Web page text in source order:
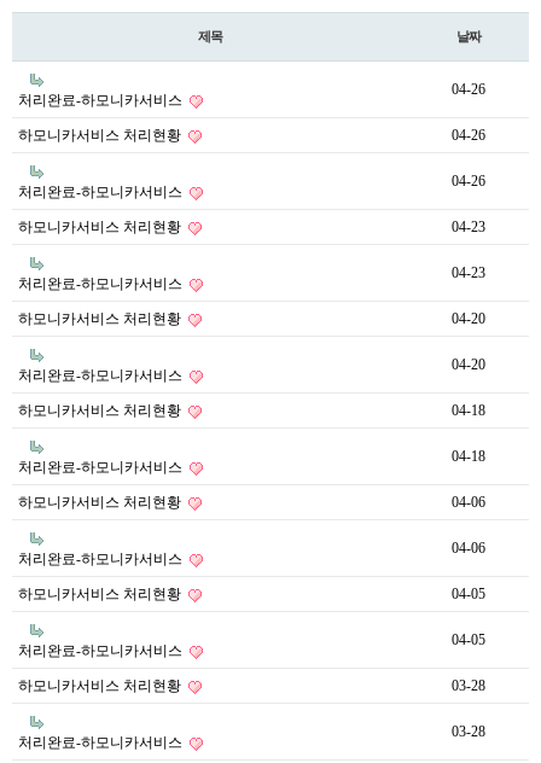
제목 날짜
처리완료-하모니카서비스
04-26
하모니카서비스 처리현황 04-26
처리완료-하모니카서비스
04-26
하모니카서비스 처리현황 04-23
처리완료-하모니카서비스
04-23
하모니카서비스 처리현황 04-20
처리완료-하모니카서비스
04-20
하모니카서비스 처리현황 04-18
처리완료-하모니카서비스
04-18
하모니카서비스 처리현황 04-06
처리완료-하모니카서비스
04-06
하모니카서비스 처리현황 04-05
처리완료-하모니카서비스
04-05
하모니카서비스 처리현황 03-28
처리완료-하모니카서비스
03-28